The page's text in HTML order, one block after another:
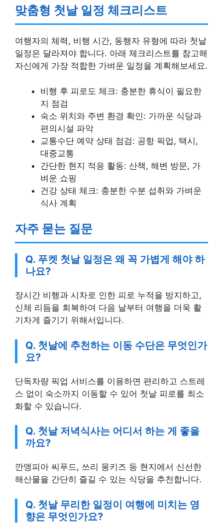
맞춤형 첫날 일정 체크리스트
여행자의 체력, 비행 시간, 동행자 유형에 따라 첫날
일정은 달라져야 합니다. 아래 체크리스트를 참고해
자신에게 가장 적합한 가벼운 일정을 계획해보세요.
비행 후 피로도 체크: 충분한 휴식이 필요한
지 점검
숙소 위치와 주변 환경 확인: 가까운 식당과
편의시설 파악
교통수단 예약 상태 점검: 공항 픽업, 택시,
대중교통
간단한 현지 적응 활동: 산책, 해변 방문, 가
벼운 쇼핑
건강 상태 체크: 충분한 수분 섭취와 가벼운
식사 계획
자주 묻는 질문
Q. 푸켓 첫날 일정은 왜 꼭 가볍게 해야 하
나요?
장시간 비행과 시차로 인한 피로 누적을 방지하고,
신체 리듬을 회복하여 다음 날부터 여행을 더욱 활
기차게 즐기기 위해서입니다.
Q. 첫날에 추천하는 이동 수단은 무엇인가
요?
단독차량 픽업 서비스를 이용하면 편리하고 스트레
스 없이 숙소까지 이동할 수 있어 첫날 피로를 최소
화할 수 있습니다.
Q. 첫날 저녁식사는 어디서 하는 게 좋을
까요?
깐앵피아 씨푸드, 쓰리 몽키즈 등 현지에서 신선한
해산물을 간단히 즐길 수 있는 식당을 추천합니다.
Q. 첫날 무리한 일정이 여행에 미치는 영
향은 무엇인가요?